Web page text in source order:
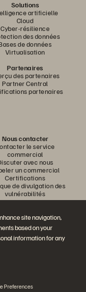
site navigation,
based on your
information for any
Preferences
Solutions
artificielle
Cloud
Cyber-résilience
des données
de données
Virtualisation
Partenaires
des partenaires
Partner Central
partenaires
Nous contacter
le service
commercial
avec nous
un commercial
Certifications
de divulgation des
vulnérabilités
Everpure
réservés.
Informations juridiques